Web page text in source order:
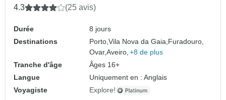
4.3 (25 avis)
Durée
8 jours
Destinations
Porto,Vila Nova da Gaia,Furadouro,
Ovar,Aveiro, +8 de plus
Tranche d'âge
Âges 16+
Langue
Uniquement en : Anglais
Voyagiste
Explore!